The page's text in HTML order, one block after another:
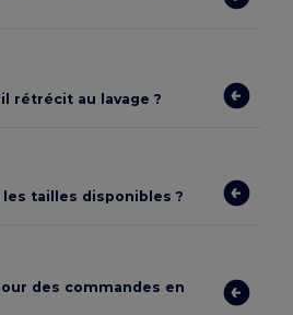
rétrécit au lavage ?
tailles disponibles ?
des commandes en